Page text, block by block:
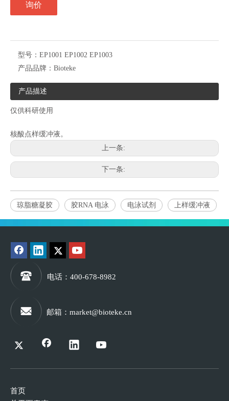
询价
型号： EP1001 EP1002 EP1003
产品品牌： Bioteke
产品描述
仅供科研使用
核酸点样缓冲液。
上一条:
下一条:
琼脂糖凝胶 胶RNA 电泳 电泳试剂 上样缓冲液
电话 ：400-678-8982
邮箱 ： market@bioteke.cn
首页